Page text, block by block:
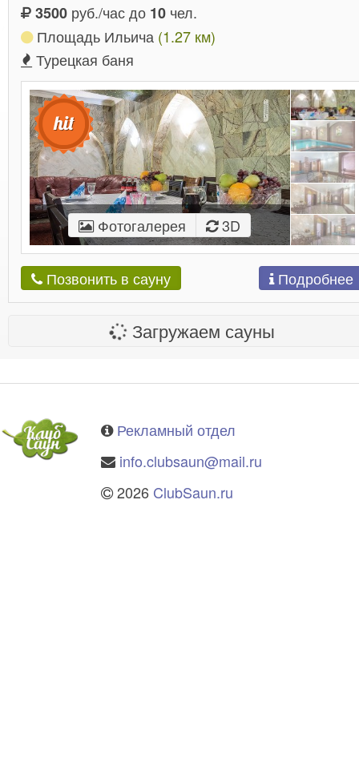
3500 руб./час до 10 чел.
Площадь Ильича (1.27 км)
Турецкая баня
Фотогалерея 3D
Позвонить в сауну Подробнее
Загружаем сауны
Рекламный отдел
info.clubsaun@mail.ru
2026 ClubSaun.ru